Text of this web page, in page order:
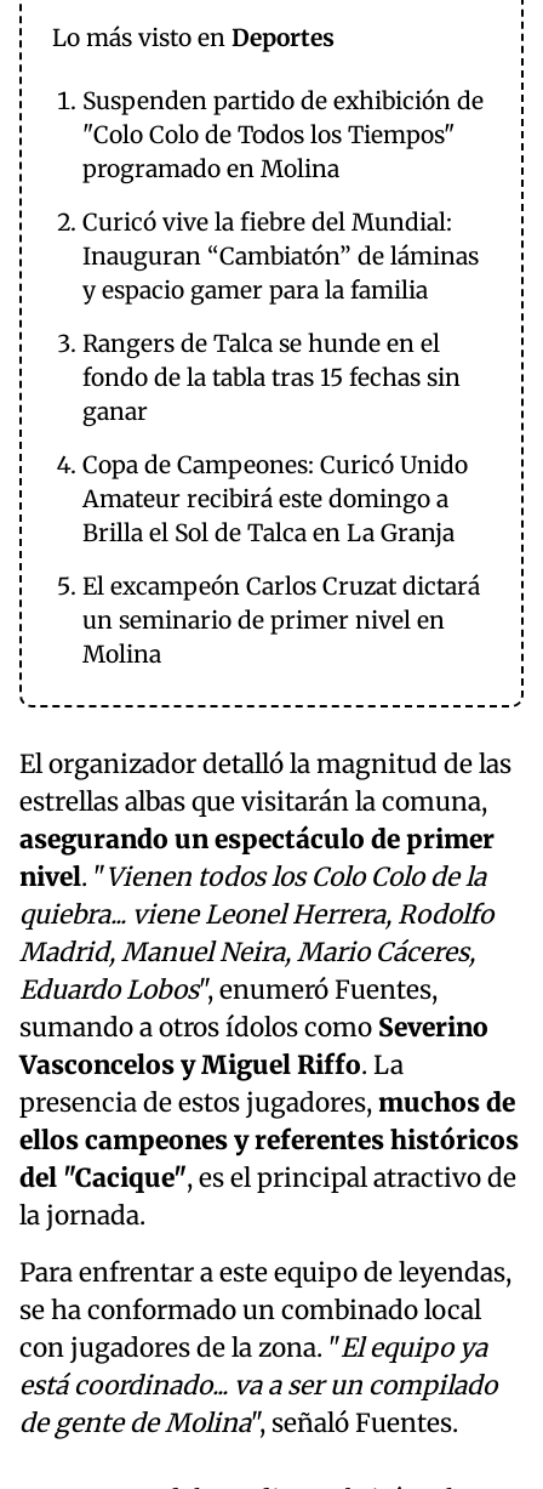
Lo más visto en Deportes
Suspenden partido de exhibición de
"Colo Colo de Todos los Tiempos"
programado en Molina
Curicó vive la fiebre del Mundial:
Inauguran “Cambiatón” de láminas
y espacio gamer para la familia
Rangers de Talca se hunde en el
fondo de la tabla tras 15 fechas sin
ganar
Copa de Campeones: Curicó Unido
Amateur recibirá este domingo a
Brilla el Sol de Talca en La Granja
El excampeón Carlos Cruzat dictará
un seminario de primer nivel en
Molina
El organizador detalló la magnitud de las
estrellas albas que visitarán la comuna,
asegurando un espectáculo de primer
nivel. "Vienen todos los Colo Colo de la
quiebra... viene Leonel Herrera, Rodolfo
Madrid, Manuel Neira, Mario Cáceres,
Eduardo Lobos", enumeró Fuentes,
sumando a otros ídolos como Severino
Vasconcelos y Miguel Riffo. La
presencia de estos jugadores,muchos de
ellos campeones y referentes históricos
del "Cacique", es el principal atractivo de
la jornada.
Para enfrentar a este equipo de leyendas,
se ha conformado un combinado local
con jugadores de la zona. "El equipo ya
está coordinado... va a ser un compilado
de gente de Molina", señaló Fuentes.